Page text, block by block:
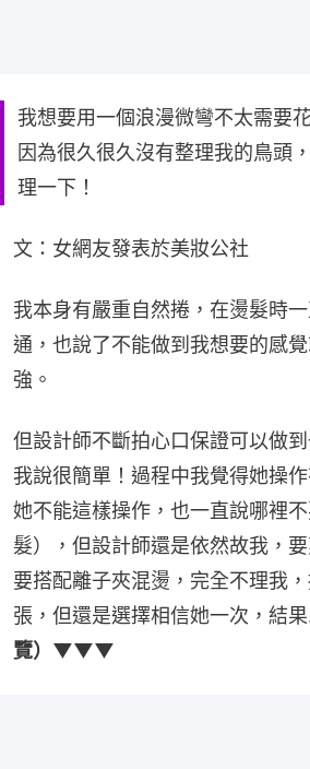
我想要用一個浪漫微彎不太需要
因為很久很久沒有整理我的鳥頭
理一下！
文：女網友發表於美妝公社
我本身有嚴重自然捲，在燙髮時
通，也說了不能做到我想要的感
強。
但設計師不斷拍心口保證可以做
我說很簡單！過程中我覺得她操
她不能這樣操作，也一直說哪裡
髮），但設計師還是依然故我，
要搭配離子夾混燙，完全不理我
張，但還是選擇相信她一次，結
覽）▼▼▼